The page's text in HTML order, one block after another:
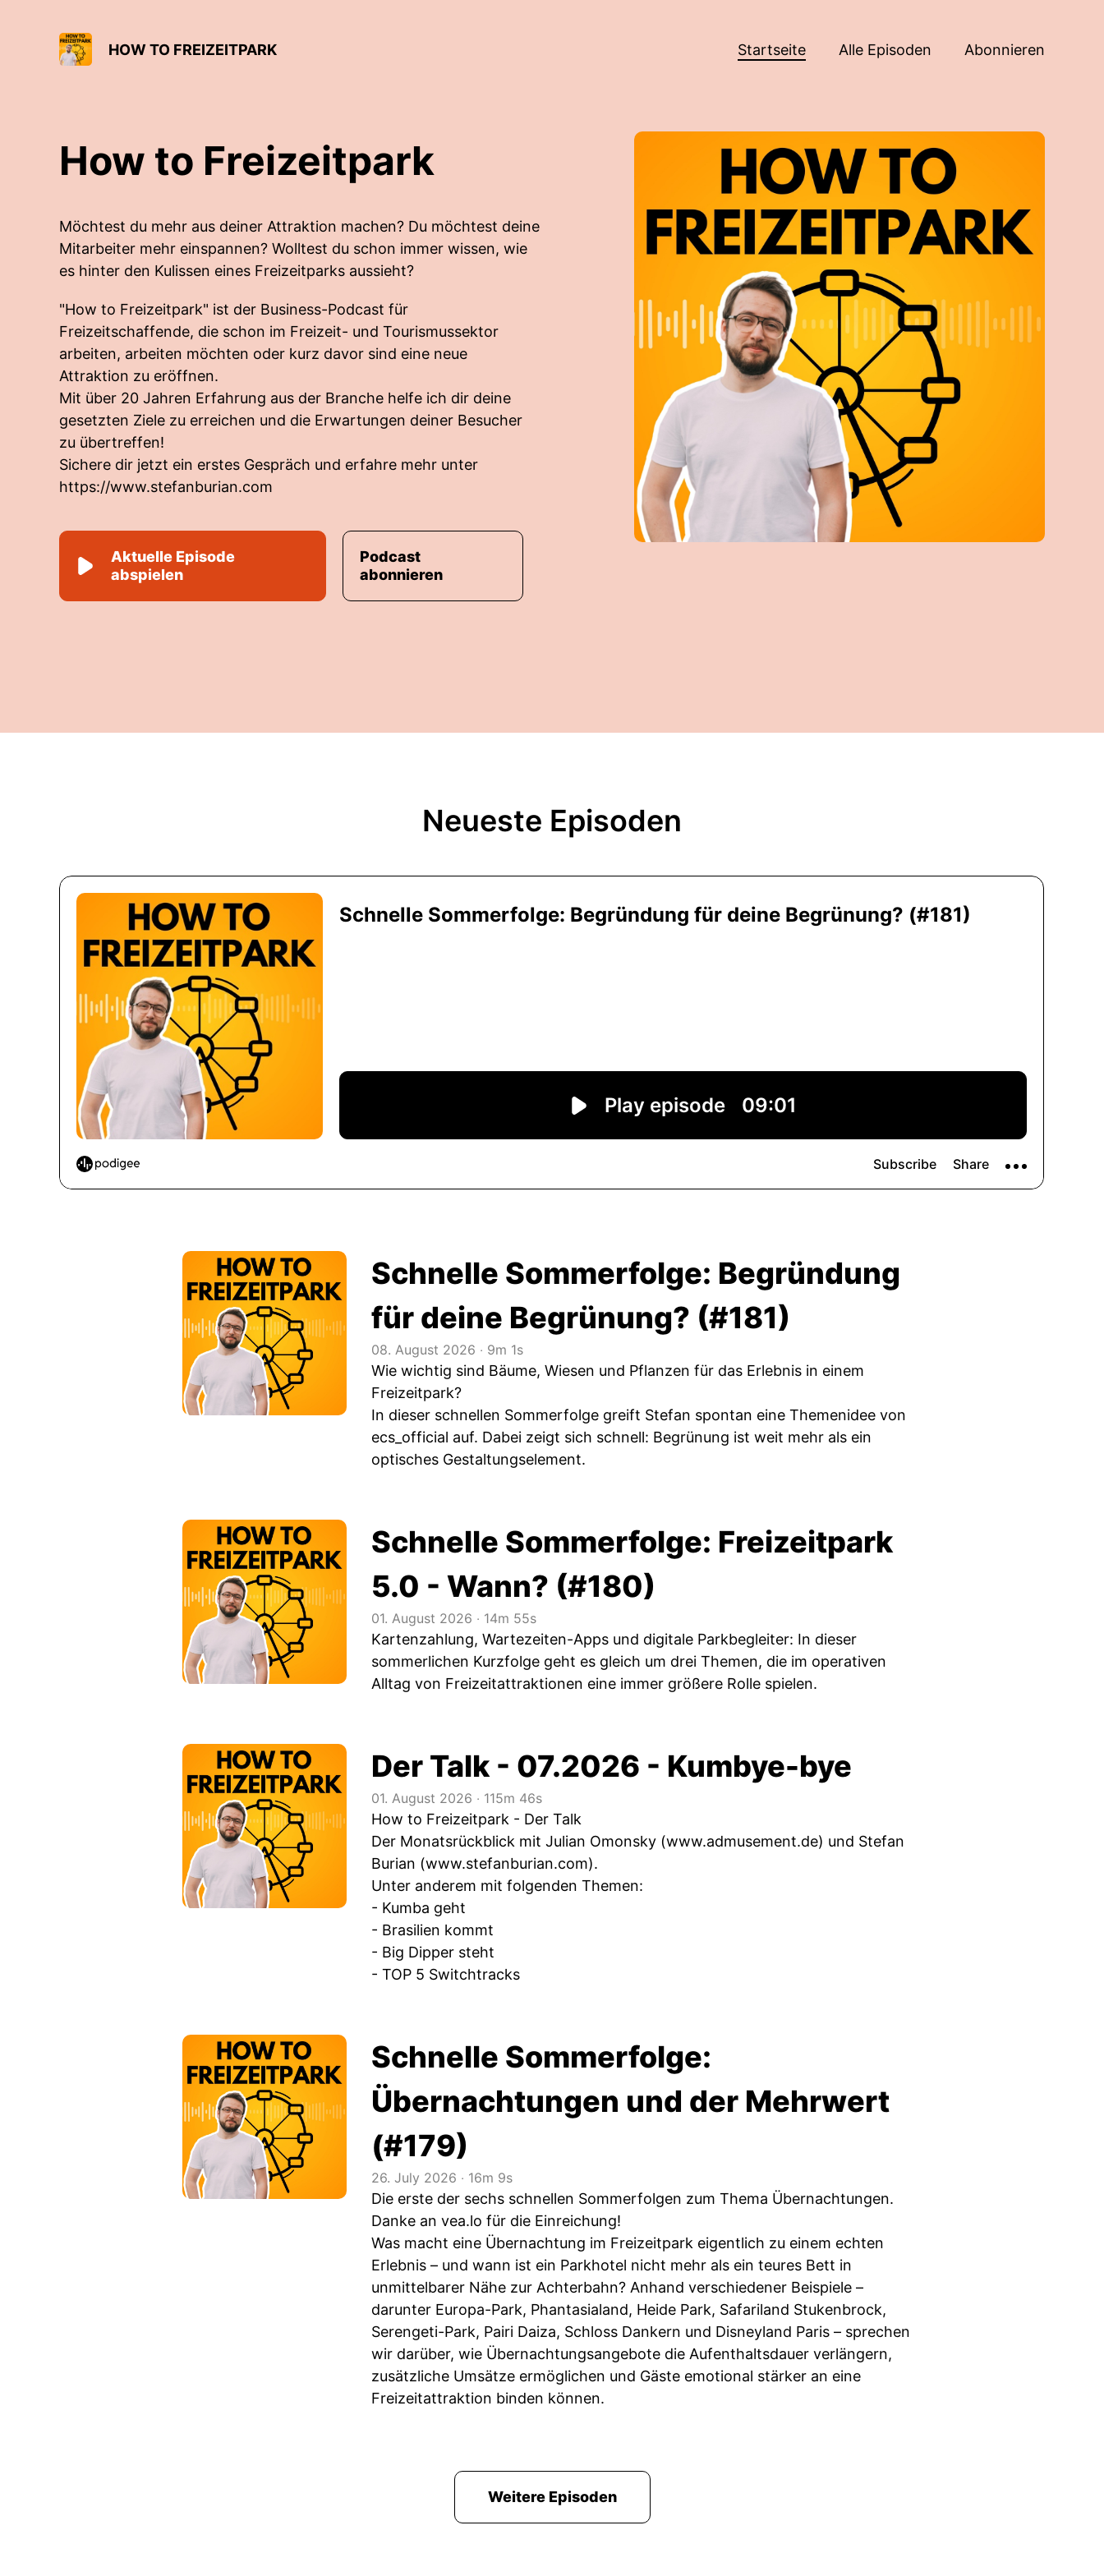
HOW TO FREIZEITPARK Startseite Alle Episoden Abonnieren
How to Freizeitpark
Möchtest du mehr aus deiner Attraktion machen? Du möchtest deine
Mitarbeiter mehr einspannen? Wolltest du schon immer wissen, wie
es hinter den Kulissen eines Freizeitparks aussieht?
"How to Freizeitpark" ist der Business-Podcast für
Freizeitschaffende, die schon im Freizeit- und Tourismussektor
arbeiten, arbeiten möchten oder kurz davor sind eine neue
Attraktion zu eröffnen.
Mit über 20 Jahren Erfahrung aus der Branche helfe ich dir deine
gesetzten Ziele zu erreichen und die Erwartungen deiner Besucher
zu übertreffen!
Sichere dir jetzt ein erstes Gespräch und erfahre mehr unter
https://www.stefanburian.com
Aktuelle Episode
abspielen
Podcast
abonnieren
Neueste Episoden
Schnelle Sommerfolge: Begründung
für deine Begrünung? (#181)
08. August 2026 ‧ 9m 1s
Wie wichtig sind Bäume, Wiesen und Pflanzen für das Erlebnis in einem
Freizeitpark?
In dieser schnellen Sommerfolge greift Stefan spontan eine Themenidee von
ecs_official auf. Dabei zeigt sich schnell: Begrünung ist weit mehr als ein
optisches Gestaltungselement.
Schnelle Sommerfolge: Freizeitpark
5.0 - Wann? (#180)
01. August 2026 ‧ 14m 55s
Kartenzahlung, Wartezeiten-Apps und digitale Parkbegleiter: In dieser
sommerlichen Kurzfolge geht es gleich um drei Themen, die im operativen
Alltag von Freizeitattraktionen eine immer größere Rolle spielen.
Der Talk - 07.2026 - Kumbye-bye
01. August 2026 ‧ 115m 46s
How to Freizeitpark - Der Talk
Der Monatsrückblick mit Julian Omonsky (www.admusement.de) und Stefan
Burian (www.stefanburian.com).
Unter anderem mit folgenden Themen:
- Kumba geht
- Brasilien kommt
- Big Dipper steht
- TOP 5 Switchtracks
Schnelle Sommerfolge:
Übernachtungen und der Mehrwert
(#179)
26. July 2026 ‧ 16m 9s
Die erste der sechs schnellen Sommerfolgen zum Thema Übernachtungen.
Danke an vea.lo für die Einreichung!
Was macht eine Übernachtung im Freizeitpark eigentlich zu einem echten
Erlebnis – und wann ist ein Parkhotel nicht mehr als ein teures Bett in
unmittelbarer Nähe zur Achterbahn? Anhand verschiedener Beispiele –
darunter Europa-Park, Phantasialand, Heide Park, Safariland Stukenbrock,
Serengeti-Park, Pairi Daiza, Schloss Dankern und Disneyland Paris – sprechen
wir darüber, wie Übernachtungsangebote die Aufenthaltsdauer verlängern,
zusätzliche Umsätze ermöglichen und Gäste emotional stärker an eine
Freizeitattraktion binden können.
Weitere Episoden